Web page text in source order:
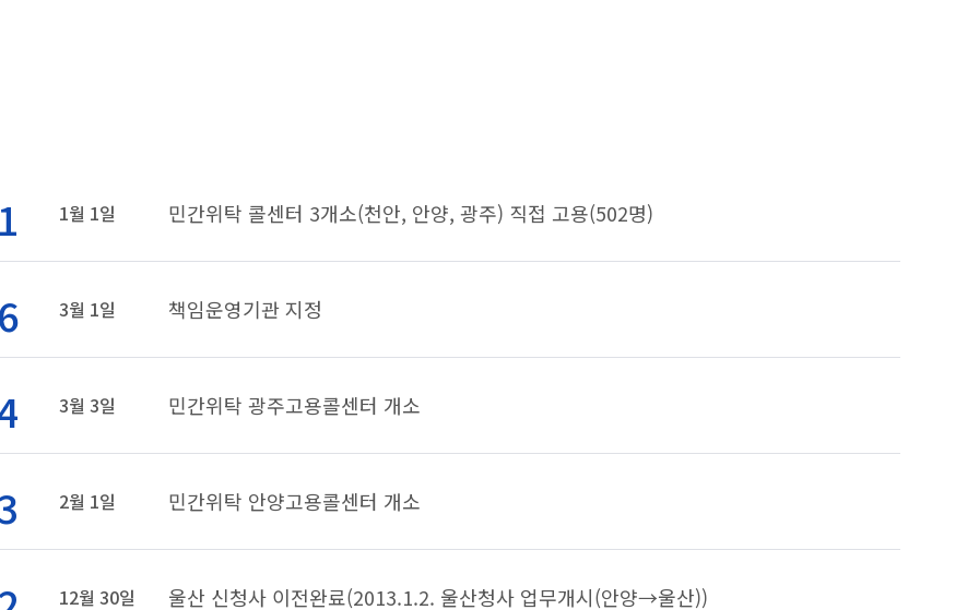
1월 1일 민간위탁 콜센터 3개소(천안, 안양, 광주) 직접 고용(502명)
3월 1일 책임운영기관 지정
3월 3일 민간위탁 광주고용콜센터 개소
2월 1일 민간위탁 안양고용콜센터 개소
12월 30일 울산 신청사 이전완료(2013.1.2. 울산청사 업무개시(안양→울산))